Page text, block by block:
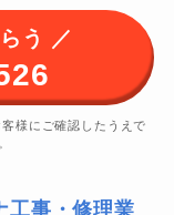
う ／
様にご確認したうえで
工事・修理業